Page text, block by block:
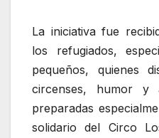
La iniciativa fue
los refugiados,
pequeños, quienes
circenses, humor y
preparadas
solidario del Circo